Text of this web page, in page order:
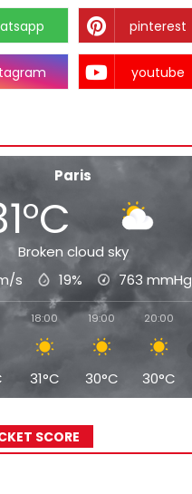
pinterest
youtube
Paris
Broken cloud sky
s
19% 763 mmHg
18:00
31°C
19:00
30°C
20:00
30°C
SCORE